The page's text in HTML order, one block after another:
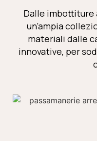
Dalle imbottiture
un’ampia
materiali dalle
innovative, per